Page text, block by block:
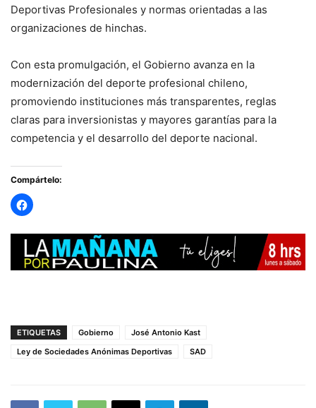
Deportivas Profesionales y normas orientadas a las
organizaciones de hinchas.
Con esta promulgación, el Gobierno avanza en la
modernización del deporte profesional chileno,
promoviendo instituciones más transparentes, reglas
claras para inversionistas y mayores garantías para la
competencia y el desarrollo del deporte nacional.
Compártelo:
ETIQUETAS Gobierno
José Antonio Kast
Ley de Sociedades Anónimas Deportivas
SAD